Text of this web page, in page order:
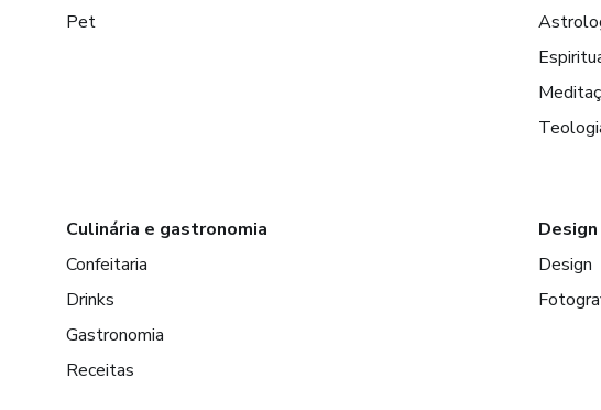
Pet
Culinária e gastronomia
Confeitaria
Drinks
Gastronomia
Receitas
Design